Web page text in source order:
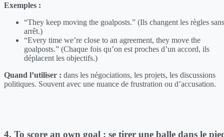
Exemples :
“They keep moving the goalposts.” (Ils changent les règles sans
arrêt.)
“Every time we’re close to an agreement, they move the
goalposts.” (Chaque fois qu’on est proches d’un accord, ils
déplacent les objectifs.)
Quand l’utiliser : dans les négociations, les projets, les discussions
politiques. Souvent avec une nuance de frustration ou d’accusation.
4. To score an own goal : se tirer une balle dans le